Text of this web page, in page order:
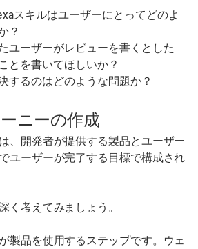
スキルはユーザーにとってどのよ
？
ユーザーがレビューを書くとした
とを書いてほしいか？
するのはどのような問題か？
ニーの作成
、開発者が提供する製品とユーザー
ユーザーが完了する目標で構成され
く考えてみましょう。
製品を使用するステップです。ウェ